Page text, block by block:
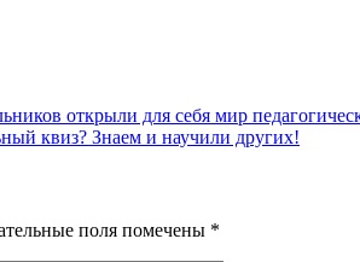
открыли для себя мир
квиз? Знаем и научили других!
поля помечены *